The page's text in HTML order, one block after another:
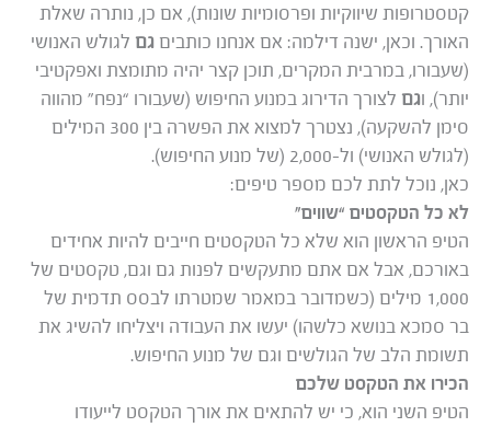
קטסטרופות שיווקיות ופרסומיות שונות), אם כן, נותרה שאלת
האורך. וכאן, ישנה דילמה: אם אנחנו כותבים גם לגולש האנושי
(שעבורו, במרבית המקרים, תוכן קצר יהיה מתומצת ואפקטיבי
יותר), וגם לצורך הדירוג במנוע החיפוש (שעבורו “נפח” מהווה
סימן להשקעה), נצטרך למצוא את הפשרה בין 300 המילים
(לגולש האנושי) ול-2,000 (של מנוע החיפוש).
כאן, נוכל לתת לכם מספר טיפים:
לא כל הטקסטים “שווים”
הטיפ הראשון הוא שלא כל הטקסטים חייבים להיות אחידים
באורכם, אבל אם אתם מתעקשים לפנות גם וגם, טקסטים של
1,000 מילים (כשמדובר במאמר שמטרתו לבסס תדמית של
בר סמכא בנושא כלשהו) יעשו את העבודה ויצליחו להשיג את
תשומת הלב של הגולשים וגם של מנוע החיפוש.
הכירו את הטקסט שלכם
הטיפ השני הוא, כי יש להתאים את אורך הטקסט לייעודו